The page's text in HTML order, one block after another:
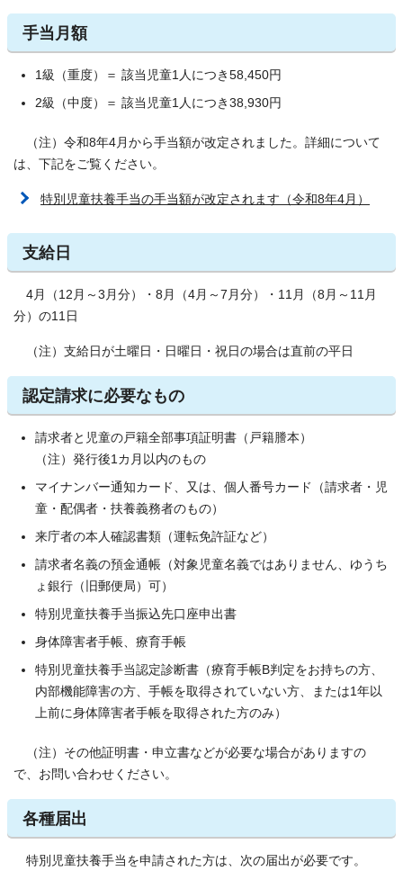
手当月額
1級（重度）＝ 該当児童1人につき58,450円
2級（中度）＝ 該当児童1人につき38,930円
（注）令和8年4月から手当額が改定されました。詳細について
は、下記をご覧ください。
特別児童扶養手当の手当額が改定されます（令和8年4月）
支給日
4月（12月～3月分）・8月（4月～7月分）・11月（8月～11月
分）の11日
（注）支給日が土曜日・日曜日・祝日の場合は直前の平日
認定請求に必要なもの
請求者と児童の戸籍全部事項証明書（戸籍謄本）
（注）発行後1カ月以内のもの
マイナンバー通知カード、又は、個人番号カード（請求者・児
童・配偶者・扶養義務者のもの）
来庁者の本人確認書類（運転免許証など）
請求者名義の預金通帳（対象児童名義ではありません、ゆうち
ょ銀行（旧郵便局）可）
特別児童扶養手当振込先口座申出書
身体障害者手帳、療育手帳
特別児童扶養手当認定診断書（療育手帳B判定をお持ちの方、
内部機能障害の方、手帳を取得されていない方、または1年以
上前に身体障害者手帳を取得された方のみ）
（注）その他証明書・申立書などが必要な場合がありますの
で、お問い合わせください。
各種届出
特別児童扶養手当を申請された方は、次の届出が必要です。